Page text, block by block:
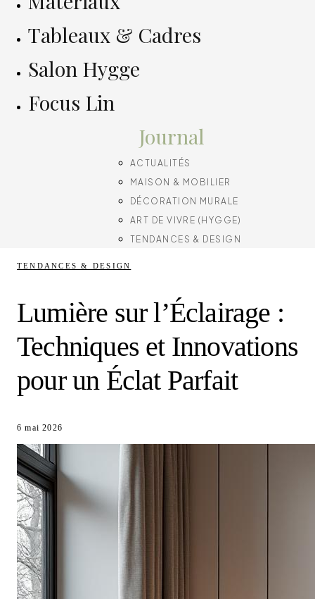
Tableaux & Cadres
Salon Hygge
Focus Lin
Journal
ACTUALITÉS
MAISON & MOBILIER
DÉCORATION MURALE
ART DE VIVRE (HYGGE)
TENDANCES & DESIGN
TENDANCES & DESIGN
Lumière sur l’Éclairage :
Techniques et Innovations
pour un Éclat Parfait
6 mai 2026